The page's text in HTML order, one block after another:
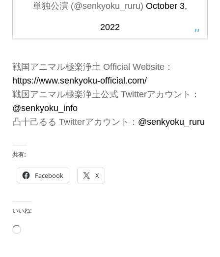
単独公演 (@senkyoku_ruru) October 3,
2022
戦国アニマル極楽浄土 Official Website：
https://www.senkyoku-official.com/
戦国アニマル極楽浄土公式 Twitterアカウント：
@senkyoku_info
凸十己るる Twitterアカウント： @senkyoku_ruru
共有:
Facebook X
いいね:
読